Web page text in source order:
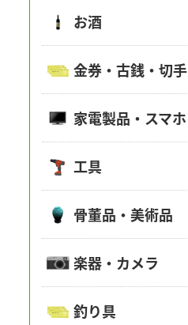
お酒
金券・古銭・切手
家電製品・スマホ
工具
骨董品・美術品
楽器・カメラ
釣り具